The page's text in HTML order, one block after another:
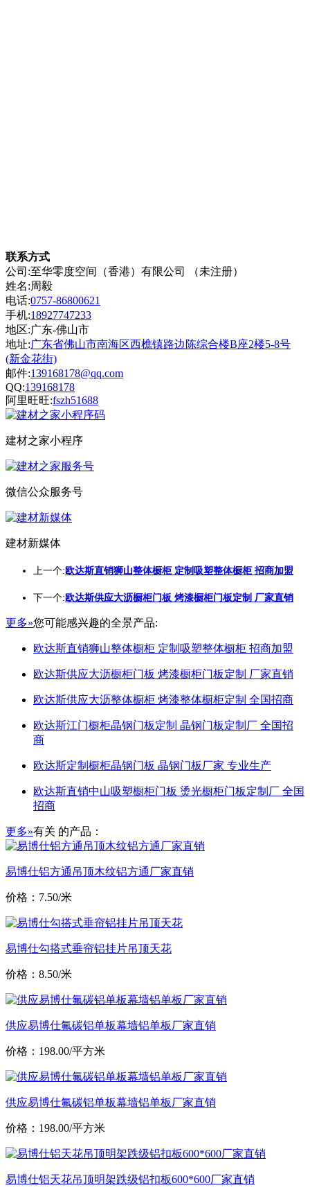
联系方式
公司:至华零度空间（香港）有限公司 （未注册）
姓名:周毅
电话:0757-86800621
手机:18927747233
地区:广东-佛山市
地址:广东省佛山市南海区西樵镇路边陈综合楼B座2楼5-8号
(新金花街)
邮件:139168178@qq.com
QQ:139168178
阿里旺旺:fszh51688
建材之家小程序
微信公众服务号
建材新媒体
上一个: 欧达斯直销狮山整体橱柜 定制吸塑整体橱柜 招商加盟
下一个: 欧达斯供应大沥橱柜门板 烤漆橱柜门板定制 厂家直销
更多»您可能感兴趣的全景产品:
欧达斯直销狮山整体橱柜 定制吸塑整体橱柜 招商加盟
欧达斯供应大沥橱柜门板 烤漆橱柜门板定制 厂家直销
欧达斯供应大沥整体橱柜 烤漆整体橱柜定制 全国招商
欧达斯江门橱柜晶钢门板定制 晶钢门板定制厂 全国招
商
欧达斯定制橱柜晶钢门板 晶钢门板厂家 专业生产
欧达斯直销中山吸塑橱柜门板 烫光橱柜门板定制厂 全国
招商
更多»有关 的产品：
易博仕铝方通吊顶木纹铝方通厂家直销
价格：7.50/米
易博仕勾搭式垂帘铝挂片吊顶天花
价格：8.50/米
供应易博仕氟碳铝单板幕墙铝单板厂家直销
价格：198.00/平方米
供应易博仕氟碳铝单板幕墙铝单板厂家直销
价格：198.00/平方米
易博仕铝天花吊顶明架跌级铝扣板600*600厂家直销